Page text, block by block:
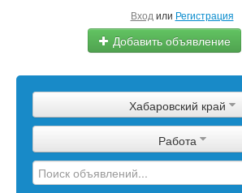
Вход или Регистрация
Добавить объявление
Сырье
Изделия
Оборудование
Хабаровский край
Работа